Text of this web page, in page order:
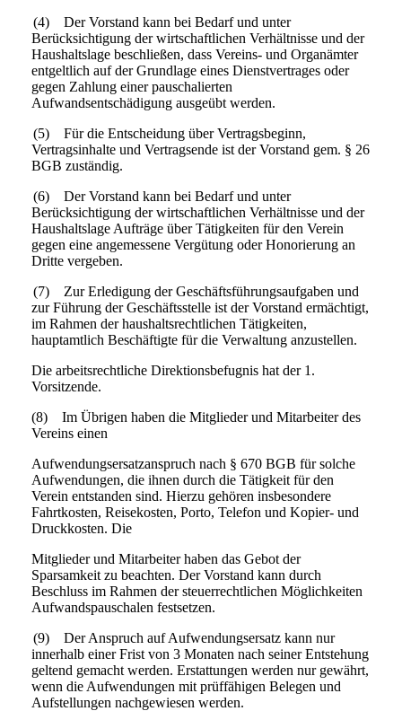
(4) Der Vorstand kann bei Bedarf und unter
Berücksichtigung der wirtschaftlichen Verhältnisse und der
Haushaltslage beschließen, dass Vereins- und Organämter
entgeltlich auf der Grundlage eines Dienstvertrages oder
gegen Zahlung einer pauschalierten
Aufwandsentschädigung ausgeübt werden.
(5) Für die Entscheidung über Vertragsbeginn,
Vertragsinhalte und Vertragsende ist der Vorstand gem. § 26
BGB zuständig.
(6) Der Vorstand kann bei Bedarf und unter
Berücksichtigung der wirtschaftlichen Verhältnisse und der
Haushaltslage Aufträge über Tätigkeiten für den Verein
gegen eine angemessene Vergütung oder Honorierung an
Dritte vergeben.
(7) Zur Erledigung der Geschäftsführungsaufgaben und
zur Führung der Geschäftsstelle ist der Vorstand ermächtigt,
im Rahmen der haushaltsrechtlichen Tätigkeiten,
hauptamtlich Beschäftigte für die Verwaltung anzustellen.
Die arbeitsrechtliche Direktionsbefugnis hat der 1.
Vorsitzende.
(8) Im Übrigen haben die Mitglieder und Mitarbeiter des
Vereins einen
Aufwendungsersatzanspruch nach § 670 BGB für solche
Aufwendungen, die ihnen durch die Tätigkeit für den
Verein entstanden sind. Hierzu gehören insbesondere
Fahrtkosten, Reisekosten, Porto, Telefon und Kopier- und
Druckkosten. Die
Mitglieder und Mitarbeiter haben das Gebot der
Sparsamkeit zu beachten. Der Vorstand kann durch
Beschluss im Rahmen der steuerrechtlichen Möglichkeiten
Aufwandspauschalen festsetzen.
(9) Der Anspruch auf Aufwendungsersatz kann nur
innerhalb einer Frist von 3 Monaten nach seiner Entstehung
geltend gemacht werden. Erstattungen werden nur gewährt,
wenn die Aufwendungen mit prüffähigen Belegen und
Aufstellungen nachgewiesen werden.